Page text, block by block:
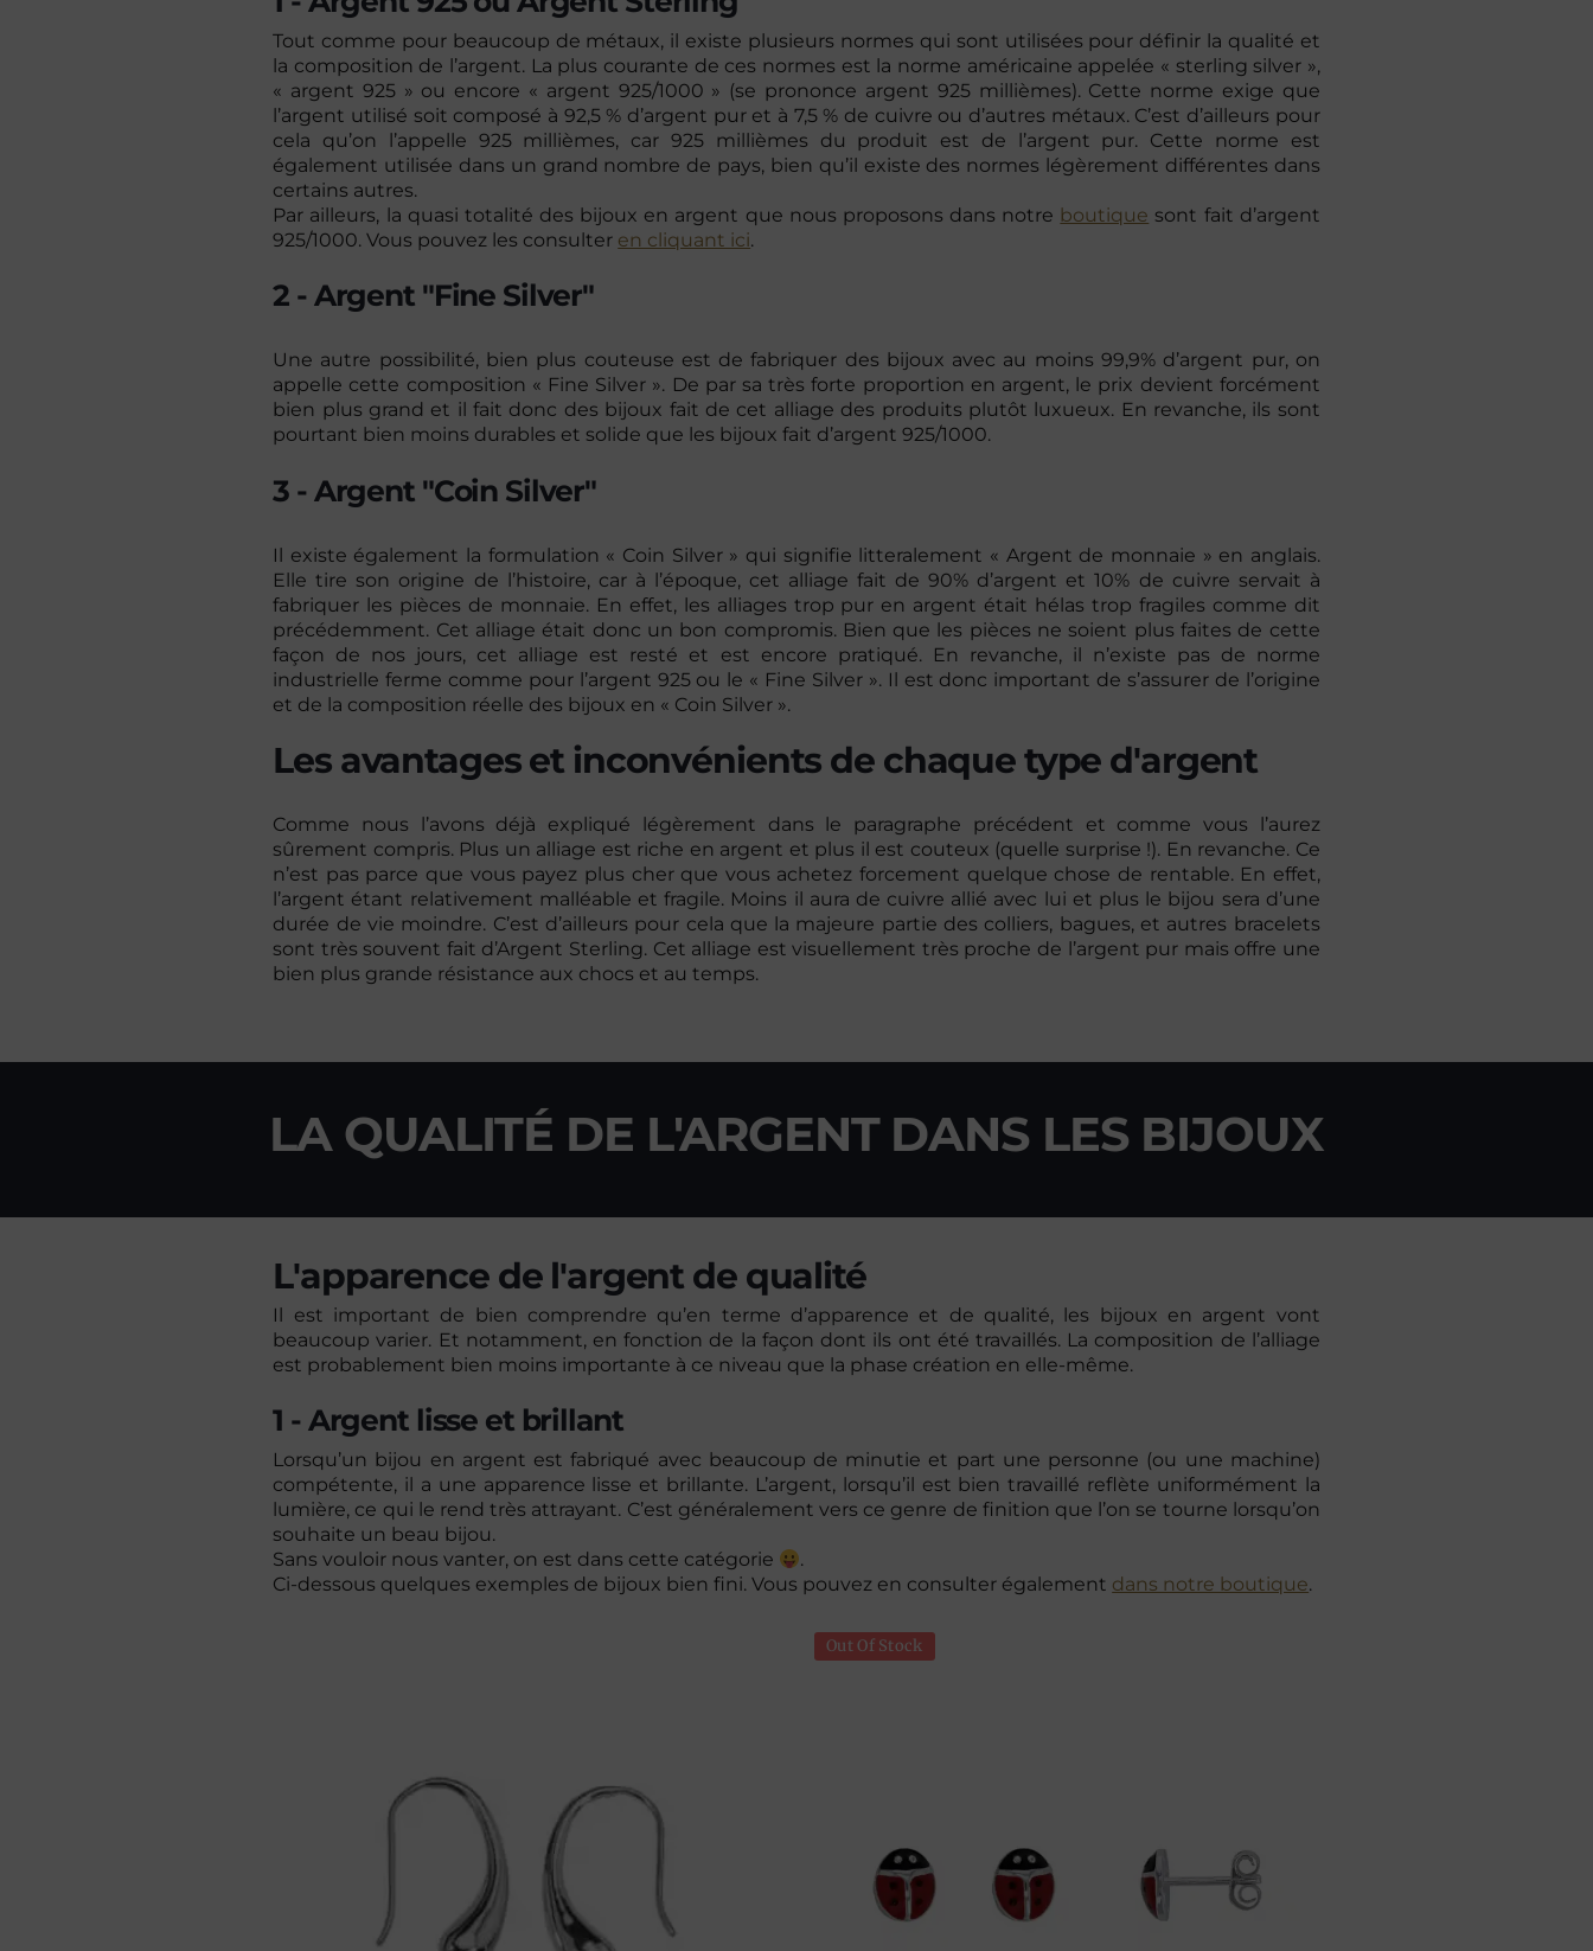
Tout comme pour beaucoup de métaux, il existe plusieurs normes qui sont utilisées pour définir la qualité et
la composition de l’argent. La plus courante de ces normes est la norme américaine appelée « sterling silver »,
« argent 925 » ou encore « argent 925/1000 » (se prononce argent 925 millièmes). Cette norme exige que
l’argent utilisé soit composé à 92,5 % d’argent pur et à 7,5 % de cuivre ou d’autres métaux. C’est d’ailleurs pour
cela qu’on l’appelle 925 millièmes, car 925 millièmes du produit est de l’argent pur. Cette norme est
également utilisée dans un grand nombre de pays, bien qu’il existe des normes légèrement différentes dans
certains autres.
Par ailleurs, la quasi totalité des bijoux en argent que nous proposons dans notre boutique sont fait d’argent
925/1000. Vous pouvez les consulter en cliquant ici.
2 - Argent "Fine Silver"
Une autre possibilité, bien plus couteuse est de fabriquer des bijoux avec au moins 99,9% d’argent pur, on
appelle cette composition « Fine Silver ». De par sa très forte proportion en argent, le prix devient forcément
bien plus grand et il fait donc des bijoux fait de cet alliage des produits plutôt luxueux. En revanche, ils sont
pourtant bien moins durables et solide que les bijoux fait d’argent 925/1000.
3 - Argent "Coin Silver"
Il existe également la formulation « Coin Silver » qui signifie litteralement « Argent de monnaie » en anglais.
Elle tire son origine de l’histoire, car à l’époque, cet alliage fait de 90% d’argent et 10% de cuivre servait à
fabriquer les pièces de monnaie. En effet, les alliages trop pur en argent était hélas trop fragiles comme dit
précédemment. Cet alliage était donc un bon compromis. Bien que les pièces ne soient plus faites de cette
façon de nos jours, cet alliage est resté et est encore pratiqué. En revanche, il n’existe pas de norme
industrielle ferme comme pour l’argent 925 ou le « Fine Silver ». Il est donc important de s’assurer de l’origine
et de la composition réelle des bijoux en « Coin Silver ».
Les avantages et inconvénients de chaque type d'argent
Comme nous l’avons déjà expliqué légèrement dans le paragraphe précédent et comme vous l’aurez
sûrement compris. Plus un alliage est riche en argent et plus il est couteux (quelle surprise !). En revanche. Ce
n’est pas parce que vous payez plus cher que vous achetez forcement quelque chose de rentable. En effet,
l’argent étant relativement malléable et fragile. Moins il aura de cuivre allié avec lui et plus le bijou sera d’une
durée de vie moindre. C’est d’ailleurs pour cela que la majeure partie des colliers, bagues, et autres bracelets
sont très souvent fait d’Argent Sterling. Cet alliage est visuellement très proche de l’argent pur mais offre une
bien plus grande résistance aux chocs et au temps.
LA QUALITÉ DE L'ARGENT DANS LES BIJOUX
L'apparence de l'argent de qualité
Il est important de bien comprendre qu’en terme d’apparence et de qualité, les bijoux en argent vont
beaucoup varier. Et notamment, en fonction de la façon dont ils ont été travaillés. La composition de l’alliage
est probablement bien moins importante à ce niveau que la phase création en elle-même.
1 - Argent lisse et brillant
Lorsqu’un bijou en argent est fabriqué avec beaucoup de minutie et part une personne (ou une machine)
compétente, il a une apparence lisse et brillante. L’argent, lorsqu’il est bien travaillé reflète uniformément la
lumière, ce qui le rend très attrayant. C’est généralement vers ce genre de finition que l’on se tourne lorsqu’on
souhaite un beau bijou.
Sans vouloir nous vanter, on est dans cette catégorie
.
Ci-dessous quelques exemples de bijoux bien fini. Vous pouvez en consulter également dans notre boutique.
Out Of Stock